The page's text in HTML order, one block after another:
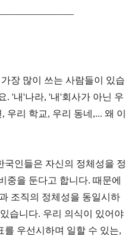
장 많이 쓰는 사람들이 있습
. '내'나라, '내'회사가 아닌 우
우리 학교, 우리 동네,... 왜 이
국인들은 자신의 정체성을 정
중을 둔다고 합니다. 때문에
조직의 정체성을 동일시하
습니다. 우리 의식이 있어야
를 우선시하며 일할 수 있는,